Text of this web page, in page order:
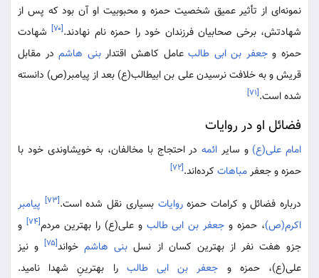
نمونه‌ای از تأثیر عمیق شخصیت حمزه و محبوبیت او آن بود که پس از
شهادتش، برخی صحابیان فرزندان خود را حمزه نام نهادند.[۷۰]
شهادت
حمزه وجعفر بن ابی طالبعامل کاهش اقتداربنی هاشمدر مقابل
قریش و به خلافت نرسیدن علی بن ابیطالب(ع) بعد از پیامبر(ص) دانسته
شده است.[۷۱]
فضائل او در روایات
امام علی(ع) و سایر ائمه در احتجاج با مخالفان، به خویشاوندی خود با
حمزه و جعفرمباهات کرده‌اند.[۷۲]
درباره فضائل و کرامات حمزهروایات بسیاری نقل شده است.[۷۳]
پیامبر
اکرم(ص)، حمزه و جعفر بن ابی طالب و علی(ع) را بهترین مردم[۷۴]
و
جزو هفت نفر از بهترین کسان از نسل بنی هاشمخواند[۷۵]
و نیز
علی(ع)، حمزه و جعفر بن ابی طالب را بهترینِ شهدا نامید.